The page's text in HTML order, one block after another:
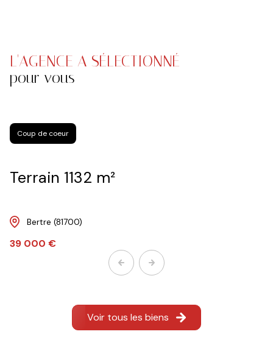
L'AGENCE A SÉLECTIONNÉ
pour vous
Coup de coeur
Terrain 1132 m²
Bertre (81700)
39 000 €
Voir tous les biens